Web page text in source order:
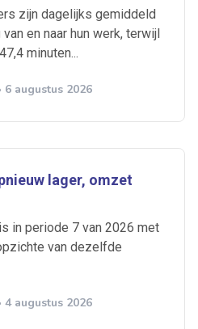
zijn dagelijks gemiddeld
en naar hun werk, terwijl
minuten...
augustus 2026
lager, omzet
in periode 7 van 2026 met
van dezelfde
augustus 2026